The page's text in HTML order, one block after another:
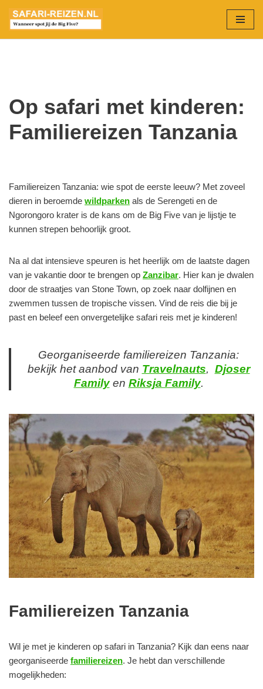
Ga
Op safari met kinderen:
Familiereizen Tanzania
Familiereizen Tanzania: wie spot de eerste leeuw? Met zoveel
dieren in beroemde wildparken als de Serengeti en de
Ngorongoro krater is de kans om de Big Five van je lijstje te
kunnen strepen behoorlijk groot.
Na al dat intensieve speuren is het heerlijk om de laatste dagen
van je vakantie door te brengen op Zanzibar. Hier kan je dwalen
door de straatjes van Stone Town, op zoek naar dolfijnen en
zwemmen tussen de tropische vissen. Vind de reis die bij je
past en beleef een onvergetelijke safari reis met je kinderen!
Georganiseerde familiereizen Tanzania:
bekijk het aanbod van Travelnauts, Djoser
Familyen Riksja Family.
Familiereizen Tanzania
Wil je met je kinderen op safari in Tanzania? Kijk dan eens naar
georganiseerde familiereizen. Je hebt dan verschillende
mogelijkheden: